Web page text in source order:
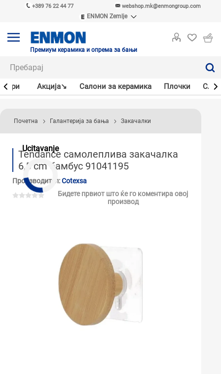
+389 76 22 44 77 webshop.mk@enmongroup.com
ENMON Zemlje
ENMON MKD
Премиум керамика и опрема за бањи
Акцијa↘ Салони за керамика Плочки
Ucitavanje
Почетна Галантерија за бања Закачалки
Tendance самолеплива закачалка
6,5 cm бамбус 91041195
Производител:Cotexsa
Бидете првиот што ќе го коментира овој
производ